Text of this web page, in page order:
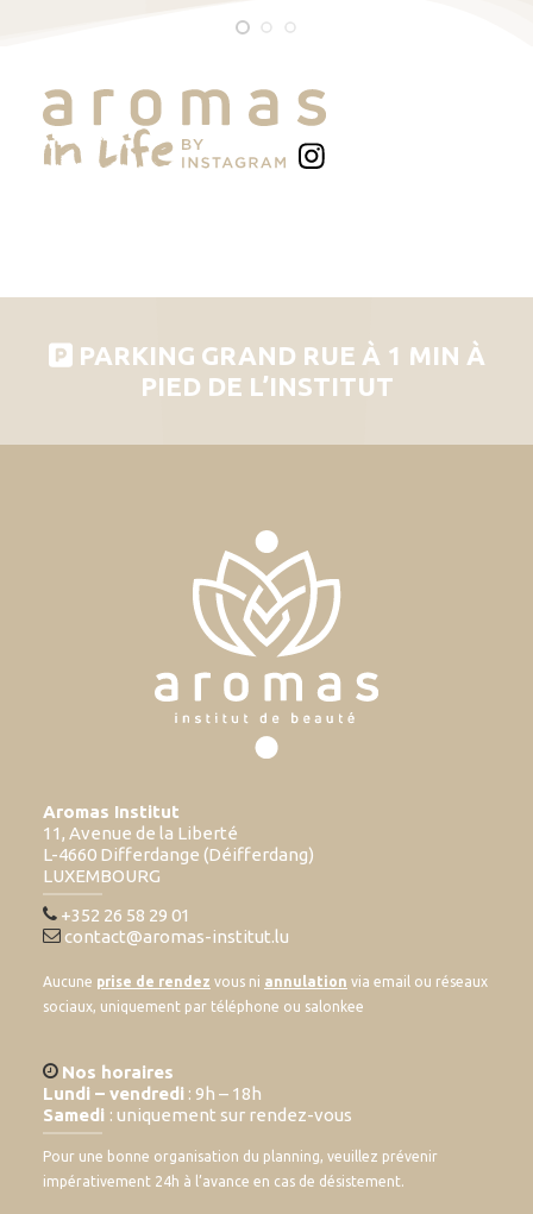
PARKING GRAND RUE À 1 MIN À
PIED DE L’INSTITUT
Aromas Institut
11, Avenue de la Liberté
L-4660 Differdange (Déifferdang)
LUXEMBOURG
+352 26 58 29 01
contact@aromas-institut.lu
Aucune prise de rendez vous ni annulation via email ou réseaux
sociaux, uniquement par téléphone ou salonkee
Nos horaires
Lundi – vendredi : 9h – 18h
Samedi : uniquement sur rendez-vous
Pour une bonne organisation du planning, veuillez prévenir
impérativement 24h à l’avance en cas de désistement.